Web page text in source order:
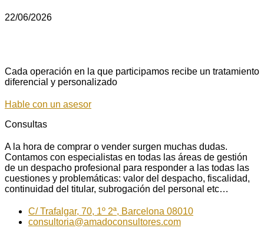
22/06/2026
Cada operación en la que participamos recibe un tratamiento
diferencial y personalizado
Hable con un asesor
Consultas
A la hora de comprar o vender surgen muchas dudas.
Contamos con especialistas en todas las áreas de gestión
de un despacho profesional para responder a las todas las
cuestiones y problemáticas: valor del despacho, fiscalidad,
continuidad del titular, subrogación del personal etc…
C/ Trafalgar, 70, 1º 2ª, Barcelona 08010
consultoria@amadoconsultores.com